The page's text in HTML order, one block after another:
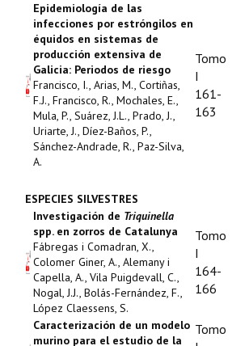
Epidemiología de las
infecciones por estróngilos en
équidos en sistemas de
producción extensiva de
Galicia: Periodos de riesgo
Francisco, I., Arias, M., Cortiñas,
F.J., Francisco, R., Mochales, E.,
Mula, P., Suárez, J.L., Prado, J.,
Uriarte, J., Díez-Baños, P.,
Sánchez-Andrade, R., Paz-Silva,
A.
Tomo
I
161-
163
ESPECIES SILVESTRES
Investigación de Triquinella
spp. en zorros de Catalunya
Fábregas i Comadran, X.,
Colomer Giner, A., Alemany i
Capella, A., Vila Puigdevall, C.,
Nogal, J.J., Bolás-Fernández, F.,
López Claessens, S.
Tomo
I
164-
166
Caracterización de un modelo
murino para el estudio de la
Tomo